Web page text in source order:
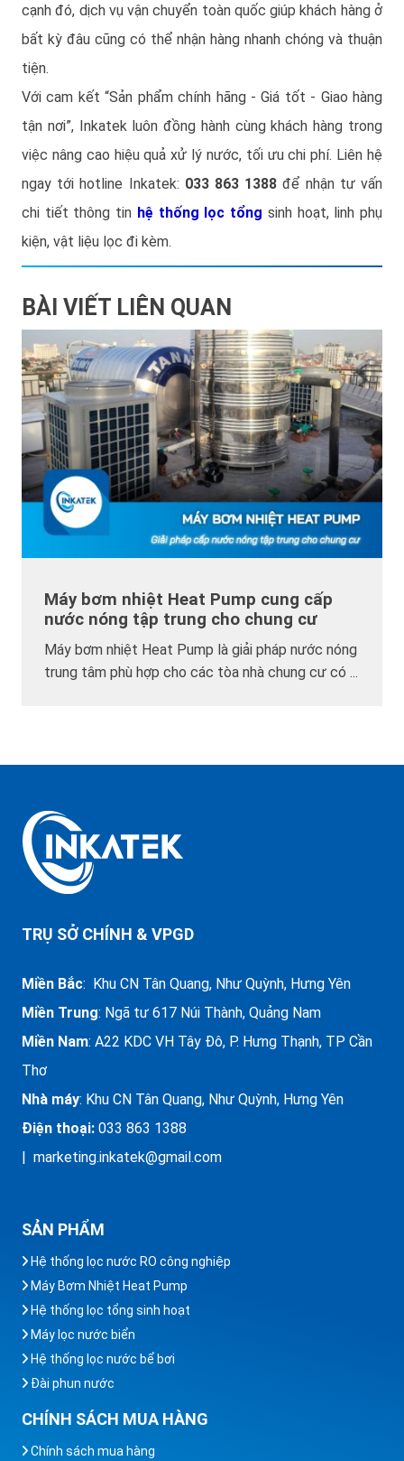
cạnh đó, dịch vụ vận chuyển toàn quốc giúp khách hàng ở
bất kỳ đâu cũng có thể nhận hàng nhanh chóng và thuận
tiện.
Với cam kết “Sản phẩm chính hãng - Giá tốt - Giao hàng
tận nơi”, Inkatek luôn đồng hành cùng khách hàng trong
việc nâng cao hiệu quả xử lý nước, tối ưu chi phí. Liên hệ
ngay tới hotline Inkatek: 033 863 1388 để nhận tư vấn
chi tiết thông tin hệ thống lọc tổng sinh hoạt, linh phụ
kiện, vật liệu lọc đi kèm.
BÀI VIẾT LIÊN QUAN
Máy bơm nhiệt Heat Pump cung cấp
nước nóng tập trung cho chung cư
Máy bơm nhiệt Heat Pump là giải pháp nước nóng
trung tâm phù hợp cho các tòa nhà chung cư có ...
TRỤ SỞ CHÍNH & VPGD
Miền Bắc: Khu CN Tân Quang, Như Quỳnh, Hưng Yên
Miền Trung: Ngã tư 617 Núi Thành, Quảng Nam
Miền Nam: A22 KDC VH Tây Đô, P. Hưng Thạnh, TP Cần
Thơ
Nhà máy: Khu CN Tân Quang, Như Quỳnh, Hưng Yên
Điện thoại: 033 863 1388
| marketing.inkatek@gmail.com
SẢN PHẨM
Hệ thống lọc nước RO công nghiệp
Máy Bơm Nhiệt Heat Pump
Hệ thống lọc tổng sinh hoạt
Máy lọc nước biển
Hệ thống lọc nước bể bơi
Đài phun nước
CHÍNH SÁCH MUA HÀNG
Chính sách mua hàng